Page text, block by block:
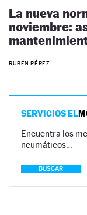
La nueva
noviembre:
RUBÉN PÉREZ
SERVICIOS EL
Encuentra los
neumáticos…
BUSCAR